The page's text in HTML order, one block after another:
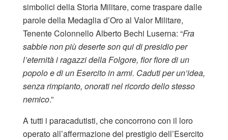
simbolici della Storia Militare, come traspare dalle
parole della Medaglia d’Oro al Valor Militare,
Tenente Colonnello Alberto Bechi Luserna: “Fra
sabbie non più deserte son qui di presidio per
l’eternità i ragazzi della Folgore, fior fiore di un
popolo e di un Esercito in armi. Caduti per un’idea,
senza rimpianto, onorati nel ricordo dello stesso
nemico.”
A tutti i paracadutisti, che concorrono con il loro
operato all’affermazione del prestigio dell’Esercito